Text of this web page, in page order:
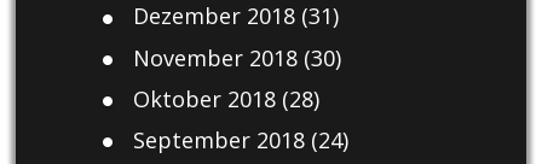
Dezember 2018(31)
November 2018(30)
Oktober 2018(28)
September 2018(24)